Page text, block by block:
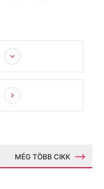
MÉG TÖBB CIKK